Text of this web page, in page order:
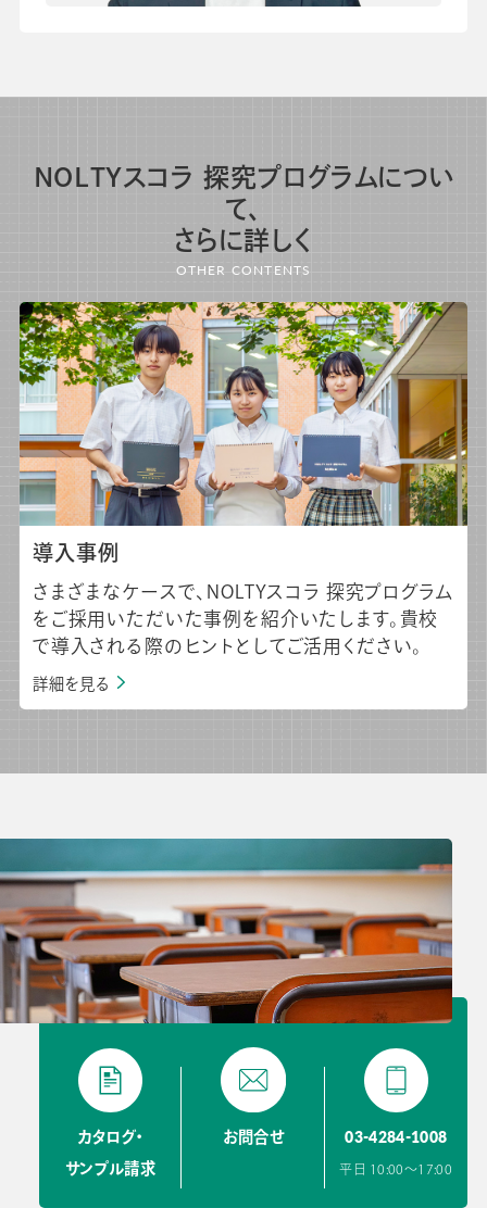
NOLTYスコラ 探究プログラムについ
て、
さらに詳しく
OTHER CONTENTS
導入事例
さまざまなケースで、NOLTYスコラ 探究プログラム
をご採用いただいた事例を紹介いたします。貴校
で導入される際のヒントとしてご活用ください。
詳細を見る
カタログ・
サンプル請求
お問合せ 03-4284-1008
平日 10:00〜17:00